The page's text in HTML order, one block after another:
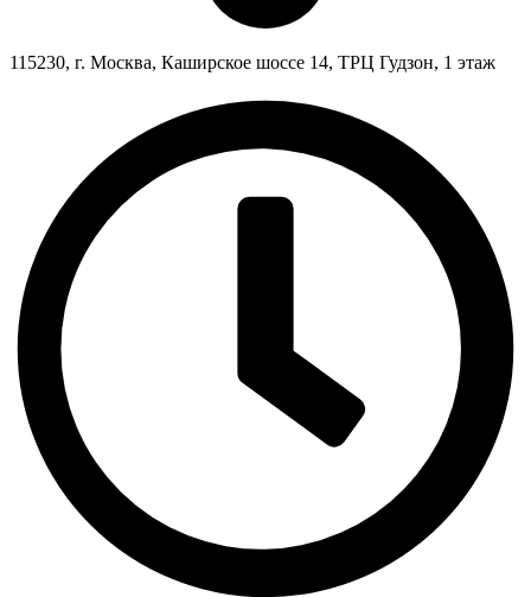
115230, г. Москва, Каширское шоссе 14, ТРЦ Гудзон, 1 этаж